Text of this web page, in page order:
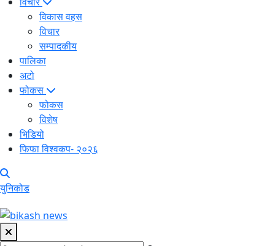
विकास वहस
विचार
सम्पादकीय
पालिका
अटो
फोकस
फोकस
विशेष
भिडियो
फिफा विश्वकप- २०२६
युनिकोड